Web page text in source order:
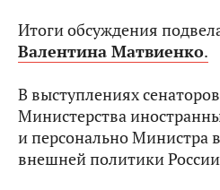
Итоги обсуждения
Валентина Матвиенко.
В выступлениях
Министерства
и персонально Министра
внешней политики